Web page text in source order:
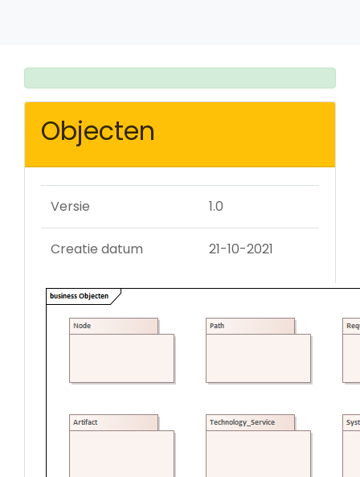
Objecten
Versie 1.0
Creatie datum 21-10-2021